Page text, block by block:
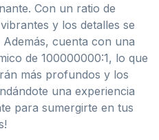
Con un ratio de
y los detalles se
cuenta con una
de 100000000:1, lo que
más profundos y los
una experiencia
para sumergirte en tus